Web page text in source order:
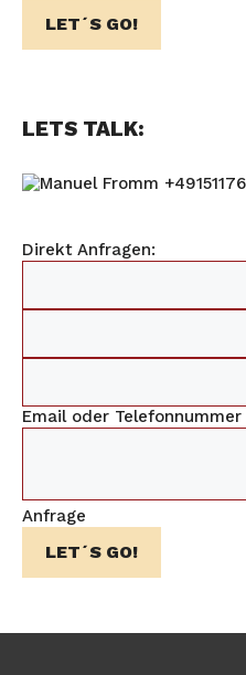
LET´S GO!
LETS TALK:
Direkt Anfragen:
Email oder Telefonnummer
Anfrage
LET´S GO!